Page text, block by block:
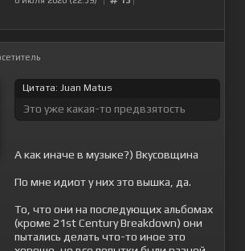
Цитата: Juan Matus
Это уже какая-то предвзятость
А как иначе в музыке?) Вкусовщина
По мне идиот у них это вышка, да.
То, что они на последующих альбомах
(кроме 21st Century Breakdown) они
пытались делать что-то иное это